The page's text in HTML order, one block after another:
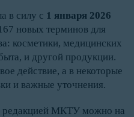
в силу с 1 января 2026
новых терминов для
косметики, медицинских
и другой продукции.
действие, а в некоторые
и важные уточнения.
редакцией МКТУ можно на